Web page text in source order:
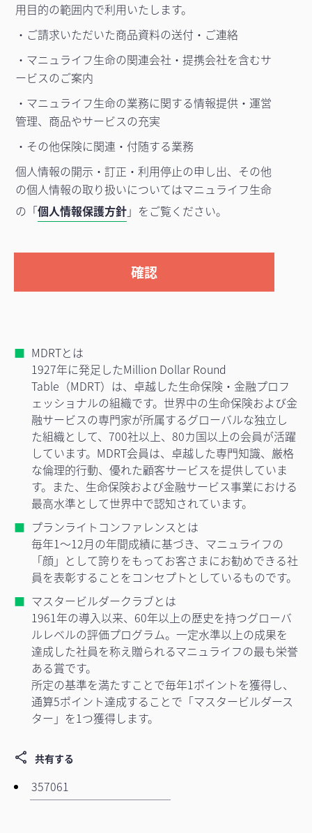
用目的の範囲内で利用いたします。
・ご請求いただいた商品資料の送付・ご連絡
・マニュライフ生命の関連会社・提携会社を含むサ
ービスのご案内
・マニュライフ生命の業務に関する情報提供・運営
管理、商品やサービスの充実
・その他保険に関連・付随する業務
個人情報の開示・訂正・利用停止の申し出、その他
の個人情報の取り扱いについてはマニュライフ生命
の「個人情報保護方針」をご覧ください。
MDRTとは
1927年に発足したMillion Dollar Round
Table（MDRT）は、卓越した生命保険・金融プロフ
ェッショナルの組織です。世界中の生命保険および金
融サービスの専門家が所属するグローバルな独立し
た組織として、700社以上、80カ国以上の会員が活躍
しています。MDRT会員は、卓越した専門知識、厳格
な倫理的行動、優れた顧客サービスを提供していま
す。また、生命保険および金融サービス事業における
最高水準として世界中で認知されています。
プランライトコンファレンスとは
毎年1～12月の年間成績に基づき、マニュライフの
「顔」として誇りをもってお客さまにお勧めできる社
員を表彰することをコンセプトとしているものです。
マスタービルダークラブとは
1961年の導入以来、60年以上の歴史を持つグローバ
ルレベルの評価プログラム。一定水準以上の成果を
達成した社員を称え贈られるマニュライフの最も栄誉
ある賞です。
所定の基準を満たすことで毎年1ポイントを獲得し、
通算5ポイント達成することで「マスタービルダース
ター」を1つ獲得します。
共有する